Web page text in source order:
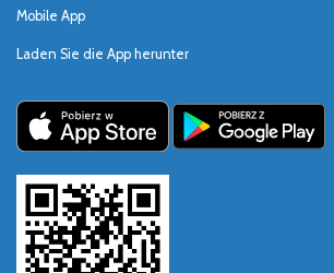
Mobile App
Laden Sie die App herunter